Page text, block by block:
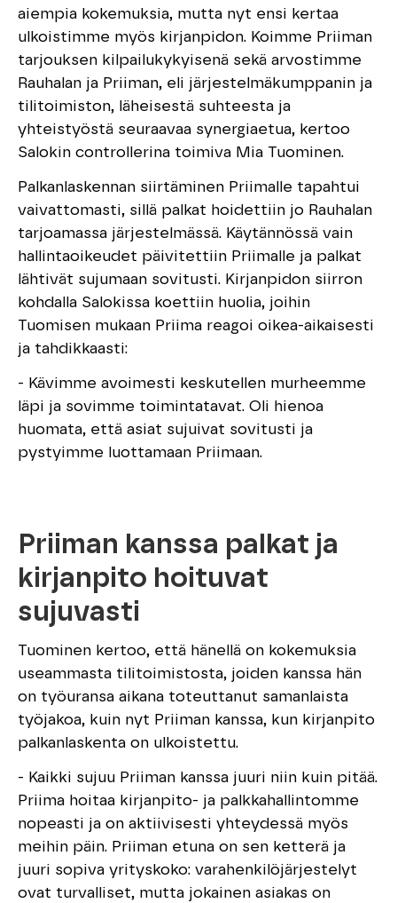
aiempia kokemuksia, mutta nyt ensi kertaa
ulkoistimme myös kirjanpidon. Koimme Priiman
tarjouksen kilpailukykyisenä sekä arvostimme
Rauhalan ja Priiman, eli järjestelmäkumppanin ja
tilitoimiston, läheisestä suhteesta ja
yhteistyöstä seuraavaa synergiaetua, kertoo
Salokin controllerina toimiva Mia Tuominen.
Palkanlaskennan siirtäminen Priimalle tapahtui
vaivattomasti, sillä palkat hoidettiin jo Rauhalan
tarjoamassa järjestelmässä. Käytännössä vain
hallintaoikeudet päivitettiin Priimalle ja palkat
lähtivät sujumaan sovitusti. Kirjanpidon siirron
kohdalla Salokissa koettiin huolia, joihin
Tuomisen mukaan Priima reagoi oikea-aikaisesti
ja tahdikkaasti:
- Kävimme avoimesti keskutellen murheemme
läpi ja sovimme toimintatavat. Oli hienoa
huomata, että asiat sujuivat sovitusti ja
pystyimme luottamaan Priimaan.
Priiman kanssa palkat ja
kirjanpito hoituvat
sujuvasti
Tuominen kertoo, että hänellä on kokemuksia
useammasta tilitoimistosta, joiden kanssa hän
on työuransa aikana toteuttanut samanlaista
työjakoa, kuin nyt Priiman kanssa, kun kirjanpito
palkanlaskenta on ulkoistettu.
- Kaikki sujuu Priiman kanssa juuri niin kuin pitää.
Priima hoitaa kirjanpito- ja palkkahallintomme
nopeasti ja on aktiivisesti yhteydessä myös
meihin päin. Priiman etuna on sen ketterä ja
juuri sopiva yrityskoko: varahenkilöjärjestelyt
ovat turvalliset, mutta jokainen asiakas on